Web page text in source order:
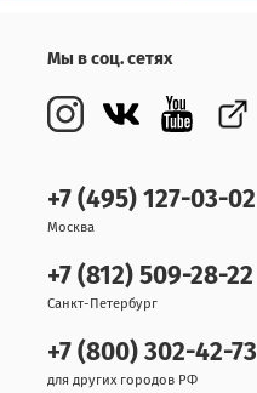
Мы в соц. сетях
+7 (495) 127-03-02
Москва
+7 (812) 509-28-22
Санкт-Петербург
+7 (800) 302-42-73
для других городов РФ